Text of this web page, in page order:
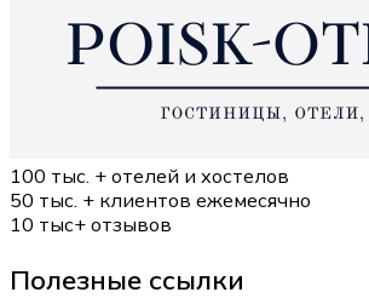
100 тыс. + отелей и хостелов
50 тыс. + клиентов ежемесячно
10 тыс+ отзывов
Полезные ссылки